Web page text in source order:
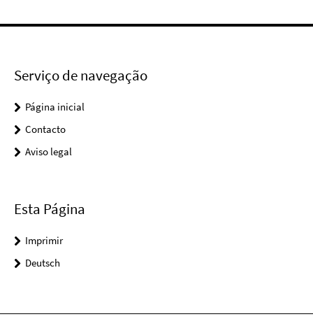
Serviço de navegação
Página inicial
Contacto
Aviso legal
Esta Página
Imprimir
Deutsch